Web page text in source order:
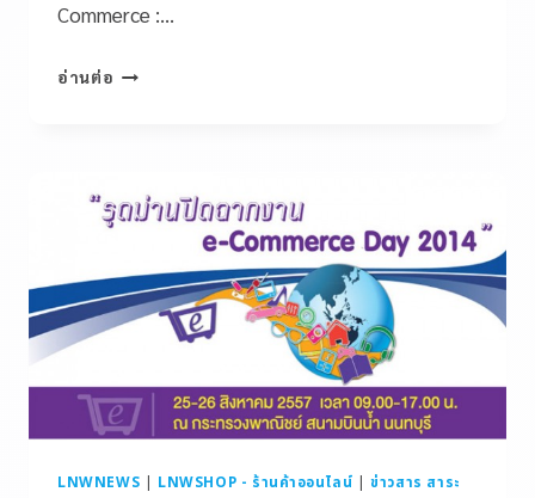
Commerce :…
อ่านต่อ
LNWNEWS | LNWSHOP - ร้านค้าออนไลน์ |ข่าวสาร สาระ